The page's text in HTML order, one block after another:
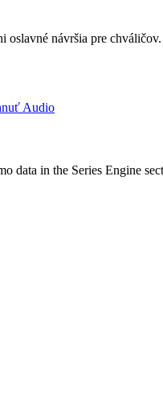
návršia pre
Audio
data in the Series Engine